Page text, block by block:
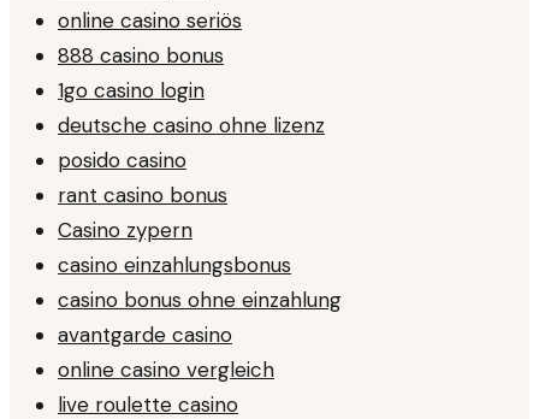
online casino seriös
888 casino bonus
1go casino login
deutsche casino ohne lizenz
posido casino
rant casino bonus
Casino zypern
casino einzahlungsbonus
casino bonus ohne einzahlung
avantgarde casino
online casino vergleich
live roulette casino